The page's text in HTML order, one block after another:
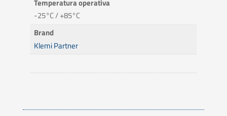
Temperatura operativa
-25°C / +85°C
Brand
Klemi Partner